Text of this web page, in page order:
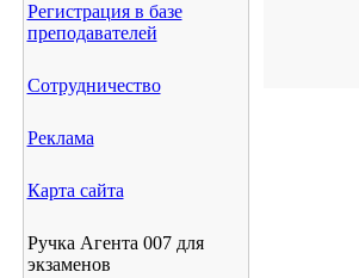
Регистрация в базе
преподавателей
Сотрудничество
Реклама
Карта сайта
Ручка Агента 007 для
экзаменов